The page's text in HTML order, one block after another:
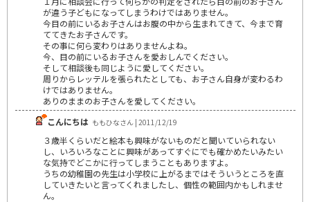
が違う子どもになってしまうわけではありません。
今目の前にいるお子さんはお腹の中から生まれてきて、今まで育
ててきたお子さんです。
その事に何ら変わりはありませんよね。
今、目の前にいるお子さんを愛おしんでください。
そして相談後も同じように愛してください。
周りからレッテルを張られたとしても、お子さん自身が変わるわ
けではありません。
ありのままのお子さんを愛してください。
こんにちは ももひなさん | 2011/12/19
３歳半くらいだと絵本も興味がないものだと聞いていられない
し、いろいろなことに興味があってすぐにでも確かめたいみたい
な気持でどこかに行ってしまうこともありますよ。
うちの幼稚園の先生は小学校に上がるまではそういうところを直
していきたいと言ってくれましたし、個性の範囲内かもしれませ
ん。